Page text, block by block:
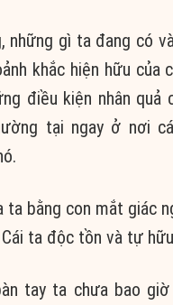
gì ta đang có
khắc hiện hữu
điều kiện nhân quả
tại ngay ở nơi
ta bằng con mắt giác
ta độc tồn và tự
tay ta chưa bao